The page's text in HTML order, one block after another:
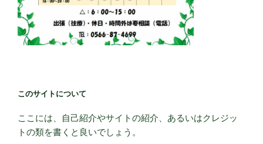
このサイトについて
ここには、自己紹介やサイトの紹介、あるいはクレジッ
トの類を書くと良いでしょう。